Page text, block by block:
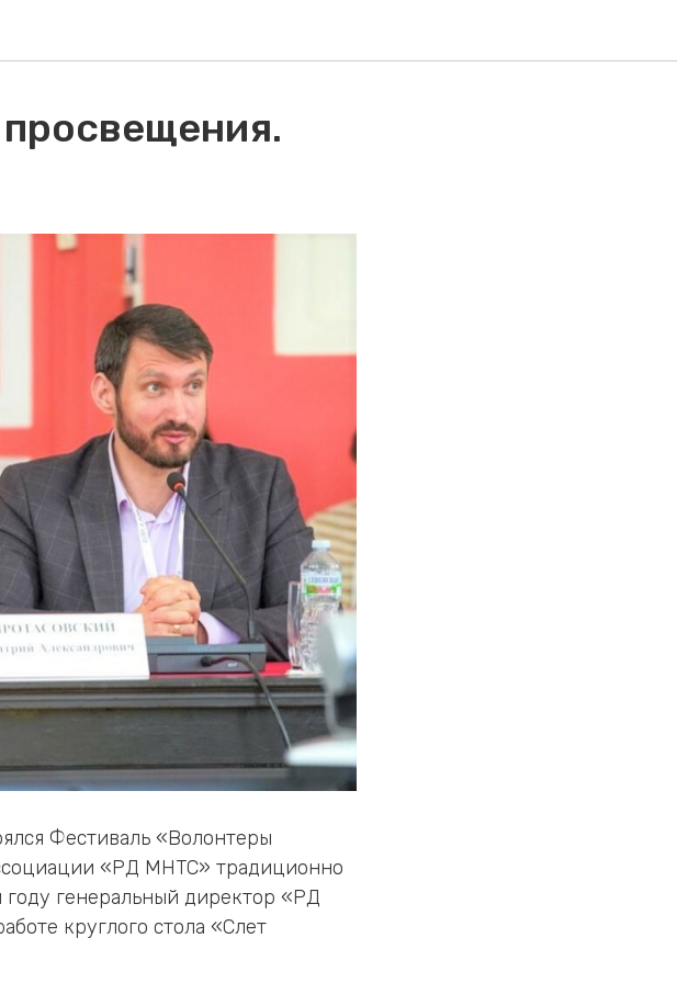
Фестиваль «Волонтеры
«РД МНТС» традиционно
генеральный директор «РД
круглого стола «Слет